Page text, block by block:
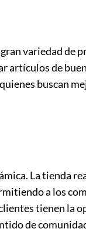
variedad de
artículos de
buscan
La tienda
a los
tienen la
de